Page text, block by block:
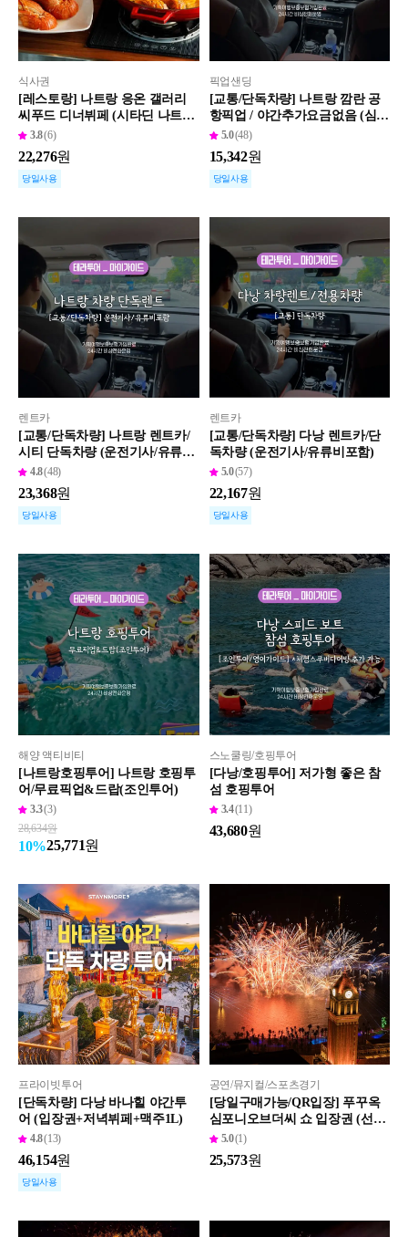
식사권
[레스토랑] 나트랑 응온 갤러리
씨푸드 디너뷔페 (시타딘 나트
랑) (랍스터 추가 선택가능)
3.8(6)
22,276원
당일사용
픽업샌딩
[교통/단독차량] 나트랑 깜란 공
항픽업 / 야간추가요금없음 (심야
비상전화운영)
5.0(48)
15,342원
당일사용
렌트카
[교통/단독차량] 나트랑 렌트카/
시티 단독차량 (운전기사/유류비
포함)
4.8(48)
23,368원
당일사용
렌트카
[교통/단독차량] 다낭 렌트카/단
독차량 (운전기사/유류비포함)
5.0(57)
22,167원
당일사용
해양 액티비티
[나트랑호핑투어] 나트랑 호핑투
어/무료픽업&드랍(조인투어)
3.3(3)
28,634원
10%25,771원
스노쿨링/호핑투어
[다낭/호핑투어] 저가형 좋은 참
섬 호핑투어
3.4(11)
43,680원
프라이빗투어
[단독차량] 다낭 바나힐 야간투
어 (입장권+저녁뷔페+맥주1L)
4.8(13)
46,154원
당일사용
공연/뮤지컬/스포츠경기
[당일구매가능/QR입장] 푸꾸옥
심포니오브더씨 쇼 입장권 (선바
바리아 선셋타운 키스브릿지)
5.0(1)
25,573원